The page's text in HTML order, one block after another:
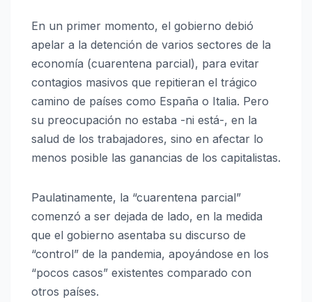
En un primer momento, el gobierno debió
apelar a la detención de varios sectores de la
economía (cuarentena parcial), para evitar
contagios masivos que repitieran el trágico
camino de países como España o Italia. Pero
su preocupación no estaba -ni está-, en la
salud de los trabajadores, sino en afectar lo
menos posible las ganancias de los capitalistas.
Paulatinamente, la “cuarentena parcial”
comenzó a ser dejada de lado, en la medida
que el gobierno asentaba su discurso de
“control” de la pandemia, apoyándose en los
“pocos casos” existentes comparado con
otros países.